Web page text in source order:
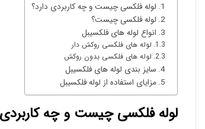
لوله فلکسی چیست و چه کاربردی دارد؟
لوله فلکسی چیست؟
انواع لوله های فلکسیبل
لوله های فلکسی روکش دار
لوله های فلکسی بدون روکش
سایز بندی لوله های فلکسیبل
مزایای استفاده از لوله فلکسیبل
لوله فلکسی چیست و چه کاربردی